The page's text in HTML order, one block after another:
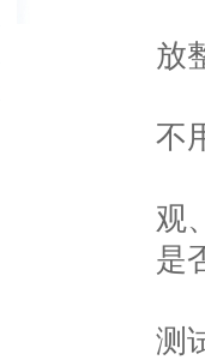
放
不
观
是
测